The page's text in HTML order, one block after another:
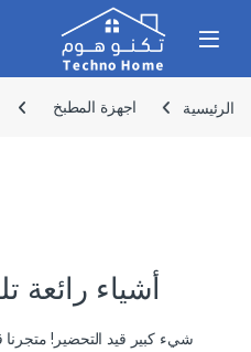
Skip to navigation
Skip to content
الرئيسية اجهزة المطبخ
أشياء رائعة
شيء كبير قيد التحضير! متجرنا